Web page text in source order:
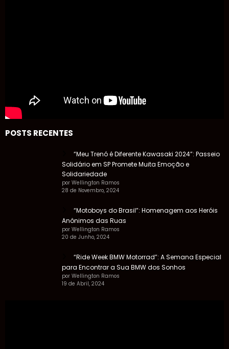
POSTS RECENTES
“Meu Trenó é Diferente Kawasaki 2024”: Passeio
Solidário em SP Promete Muita Emoção e
Solidariedade
por Wellington Ramos
28 de Novembro, 2024
“Motoboys do Brasil”: Homenagem aos Heróis
Anônimos das Ruas
por Wellington Ramos
20 de Junho, 2024
“Ride Week BMW Motorrad”: A Semana Especial
para Encontrar a Sua BMW dos Sonhos
por Wellington Ramos
19 de Abril, 2024